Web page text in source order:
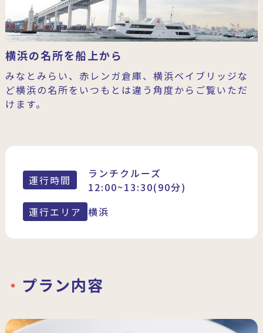
横浜の名所を船上から
みなとみらい、赤レンガ倉庫、横浜ベイブリッジな
ど横浜の名所をいつもとは違う角度からご覧いただ
けます。
運行時間
ランチクルーズ
12:00~13:30(90分)
運行エリア 横浜
プラン内容